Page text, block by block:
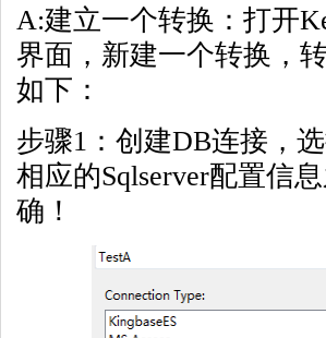
A:建立一个转换：打开
界面，新建一个转换，
如下：
步骤1：创建DB连接，
相应的Sqlserver配置信
确！